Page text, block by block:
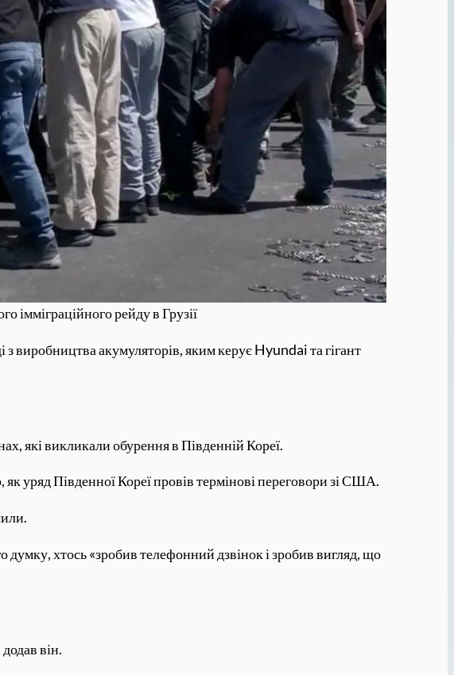
імміграційного рейду в Грузії
з виробництва акумуляторів, яким керує Hyundai та гігант
які викликали обурення в Південній Кореї.
уряд Південної Кореї провів термінові переговори зі США.
хтось «зробив телефонний дзвінок і зробив вигляд, що
він.